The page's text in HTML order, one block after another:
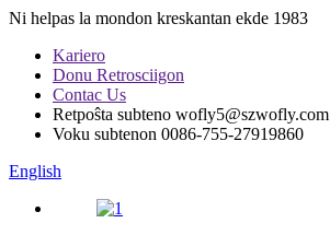
Ni helpas la mondon kreskantan ekde 1983
Kariero
Donu Retrosciigon
Contac Us
Retpoŝta subteno wofly5@szwofly.com
Voku subtenon 0086-755-27919860
English